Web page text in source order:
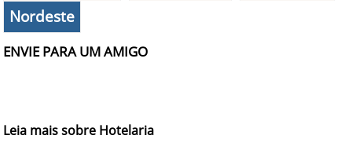
Nordeste
ENVIE PARA UM AMIGO
Leia mais sobre Hotelaria